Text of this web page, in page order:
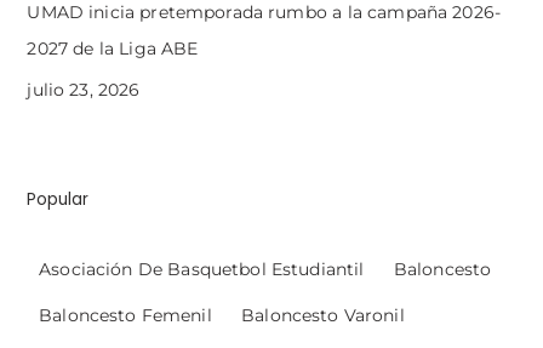
UMAD inicia pretemporada rumbo a la campaña 2026-
2027 de la Liga ABE
julio 23, 2026
Popular
Asociación De Basquetbol Estudiantil Baloncesto
Baloncesto Femenil Baloncesto Varonil